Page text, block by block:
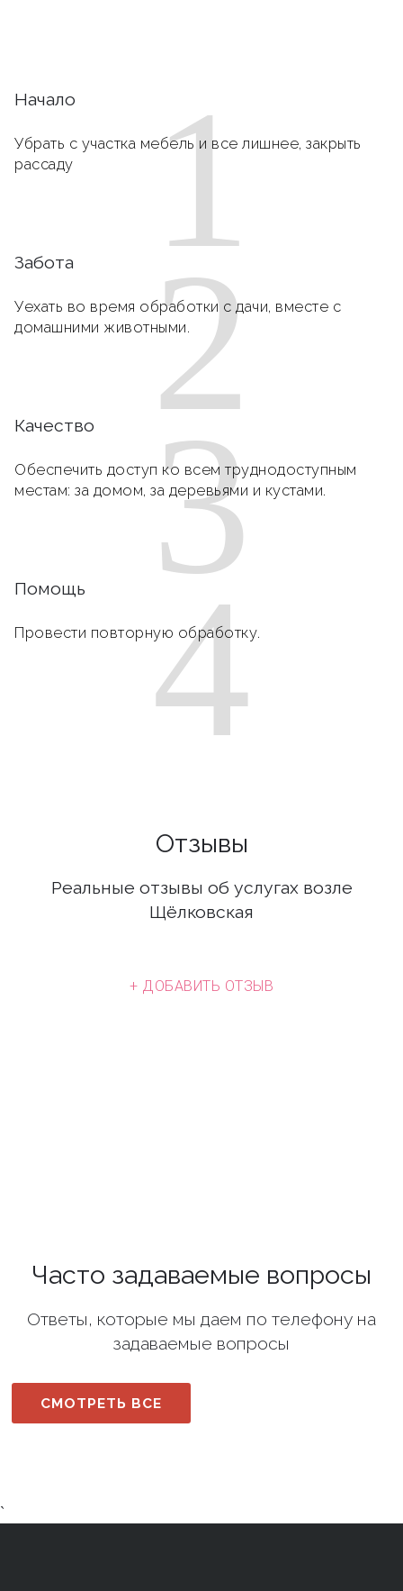
1
Начало
Убрать с участка мебель и все лишнее, закрыть
рассаду
2
Забота
Уехать во время обработки с дачи, вместе с
домашними животными.
3
Качество
Обеспечить доступ ко всем труднодоступным
местам: за домом, за деревьями и кустами.
4
Помощь
Провести повторную обработку.
Отзывы
Реальные отзывы об услугах возле
Щёлковская
+ ДОБАВИТЬ ОТЗЫВ
Часто задаваемые вопросы
Ответы, которые мы даем по телефону на
задаваемые вопросы
СМОТРЕТЬ ВСЕ
`